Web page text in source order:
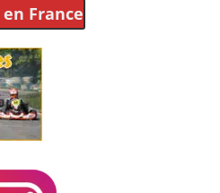
en France